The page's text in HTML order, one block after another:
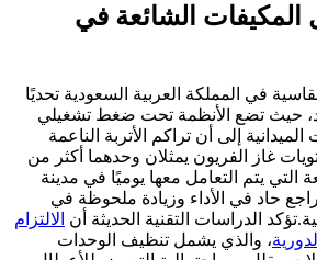
المكيفات الشائعة في
في المملكة العربية السعودية تحديًا
حيث تضع الأنظمة تحت ضغط تشغيلي
إلى أن تراكم الأتربة الناعمة
غاز الفريون يمثلان وحدهما أكثر من
التي يتم التعامل معها يوميًا في مدينة
حاد في الأداء وزيادة ملحوظة في
الدراسات التقنية الحديثة أن الالتزام
، والذي يشمل تنظيف الوحدات